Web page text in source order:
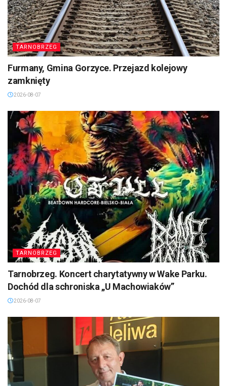
TARNOBRZEG
Furmany, Gmina Gorzyce. Przejazd kolejowy
zamknięty
2026-08-07
TARNOBRZEG
Tarnobrzeg. Koncert charytatywny w Wake Parku.
Dochód dla schroniska „U Machowiaków”
2026-08-07